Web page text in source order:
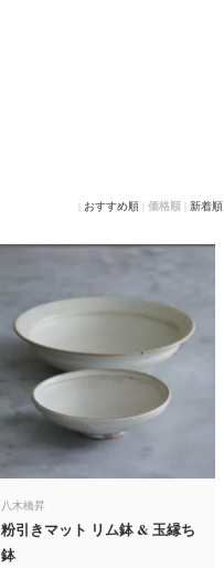
おすすめ順 価格順 新着順
八木橋昇
粉引きマット リム鉢 & 玉縁ち
鉢